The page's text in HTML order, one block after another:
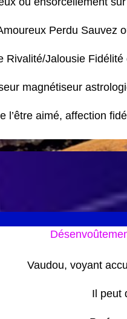
Perdu Sauvez
Rivalité/Jalousie
magnétiseur
l’être aimé, affection
Vaudou, voyant
Il peut